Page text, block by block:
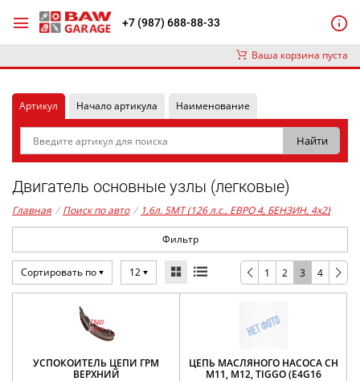
+7 (987) 688-88-33
Ваша корзина пуста
Артикул Начало артикула Наименование
Двигатель основные узлы (легковые)
Главная / Поиск по авто / 1,6л. 5MT (126 л.с., ЕВРО 4, БЕНЗИН, 4x2)
Фильтр
Сортировать по 12 1 2 3 4
УСПОКОИТЕЛЬ ЦЕПИ ГРМ
ВЕРХНИЙ
ЦЕПЬ МАСЛЯНОГО НАСОСА CH
M11, M12, TIGGO (E4G16